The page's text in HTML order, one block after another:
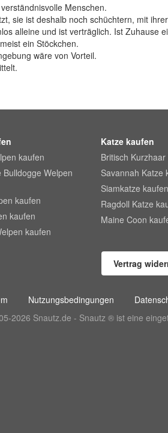
Menschen.
sie ist deshalb noch schüchtern, mit
alleine und ist verträglich. Ist Zuhause
ein Stöckchen.
wäre von Vorteil.
kaufen
Bulldogge Welpen
kaufen
kaufen
kaufen
Katze kaufen
Britisch
Savannah Katze
Siamkatze kaufen
Ragdoll Katze
Maine Coon
Vertrag
Nutzungsbedingungen
2026 Snautz.de - Snautz ® ist eine